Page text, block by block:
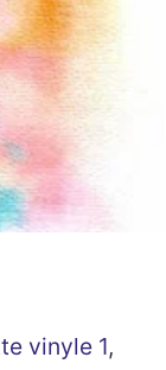
vinyle 1,